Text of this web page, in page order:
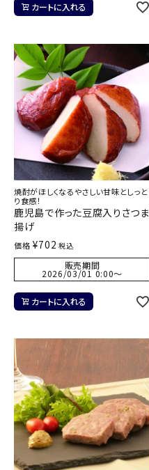
カートに入れる
焼酎がほしくなるやさしい甘味としっと
り食感！
鹿児島で作った豆腐入りさつま
揚げ
価格 ¥702 税込
販売期間
2026/03/01 0:00〜
カートに入れる